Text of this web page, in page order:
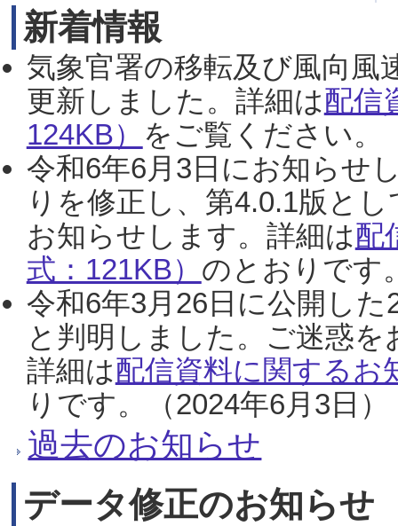
新着情報
気象官署の移転及び風向風
更新しました。詳細は配信
124KB） をご覧ください。
令和6年6月3日にお知らせ
りを修正し、第4.0.1版と
お知らせします。詳細は配
式：121KB） のとおりです
令和6年3月26日に公開し
と判明しました。ご迷惑
詳細は配信資料に関するお
りです。（2024年6月3日）
過去のお知らせ
データ修正のお知らせ